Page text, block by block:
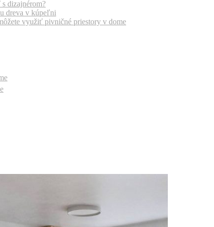
dizajnérom?
dreva v kúpeľni
využiť pivničné priestory v dome